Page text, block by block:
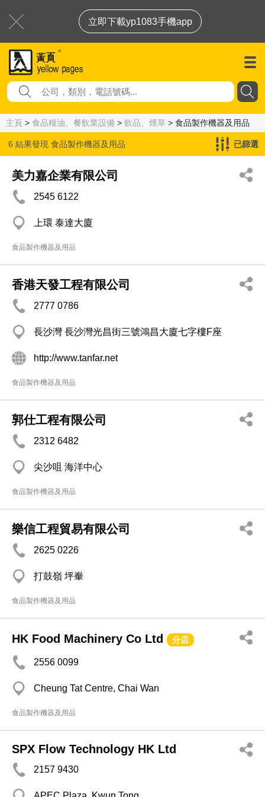
立即下載yp1083手機app
主頁 > 食品糧油、餐飲業設備 > 飲品、煙草 > 食品製作機器及用品
6 結果發現 食品製作機器及用品 已篩選
美力嘉企業有限公司
2545 6122
上環 泰達大廈
食品製作機器及用品
香港天發工程有限公司
2777 0786
長沙灣 長沙灣光昌街三號鴻昌大廈七字樓F座
http://www.tanfar.net
食品製作機器及用品
郭仕工程有限公司
2312 6482
尖沙咀 海洋中心
食品製作機器及用品
樂信工程貿易有限公司
2625 0226
打鼓嶺 坪輋
食品製作機器及用品
HK Food Machinery Co Ltd 分店
2556 0099
Cheung Tat Centre, Chai Wan
食品製作機器及用品
SPX Flow Technology HK Ltd
2157 9430